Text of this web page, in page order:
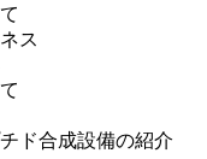
ス
合成設備の紹介